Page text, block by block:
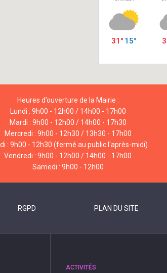
Heures d’ouverture de la Mairie :
Lundi : 9h00 - 12h00 / 14h00 - 17h00
Mardi : 9h00 - 12h00 / 14h00 - 17h30
Mercredi : 9h00 - 12h30 / 13h30 - 17h00
: 9h00 - 12h30 (fermé au public l'après-midi)
Vendredi : 9h00 - 12h00 / 14h00 - 17h00
Samedi : 9h00 - 12h00
RGPD PLAN DU SITE
ACTIVITÉS